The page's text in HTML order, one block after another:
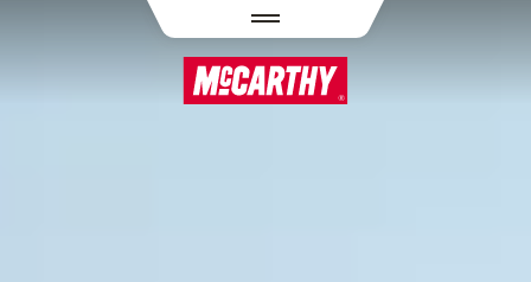
PASAR AL CONTENIDO PRINCIPAL